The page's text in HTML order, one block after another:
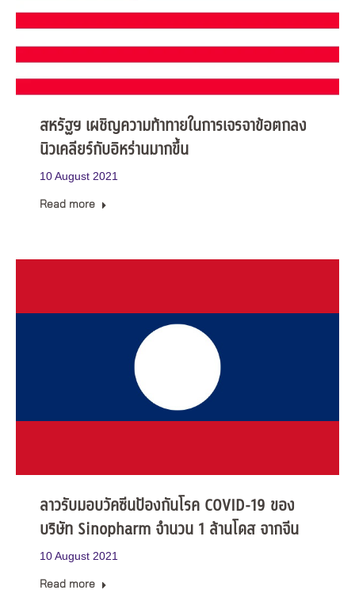
สหรัฐฯ เผชิญความท้าทายในการเจรจาข้อตกลง
นิวเคลียร์กับอิหร่านมากขึ้น
10 August 2021
Read more
ลาวรับมอบวัคซีนป้องกันโรค COVID-19 ของ
บริษัท Sinopharm จำนวน 1 ล้านโดส จากจีน
10 August 2021
Read more